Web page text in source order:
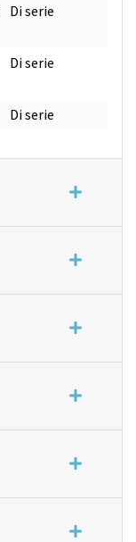
Di serie
Di serie
Di serie